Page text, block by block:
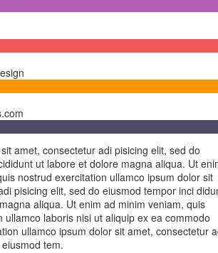
amet, consectetur adi pisicing elit, sed do
ut labore et dolore magna aliqua. Ut
nostrud exercitation ullamco ipsum dolor sit
pisicing elit, sed do eiusmod tempor inci
aliqua. Ut enim ad minim veniam, quis
ullamco laboris nisi ut aliquip ex ea commodo
ullamco ipsum dolor sit amet, consectetur
tem.